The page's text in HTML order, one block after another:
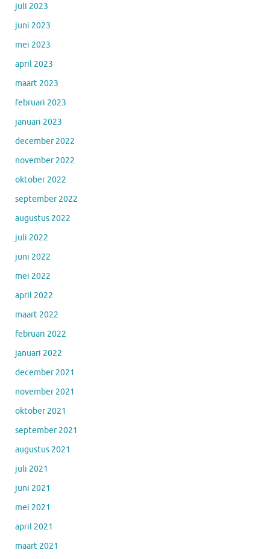
juli 2023
juni 2023
mei 2023
april 2023
maart 2023
februari 2023
januari 2023
december 2022
november 2022
oktober 2022
september 2022
augustus 2022
juli 2022
juni 2022
mei 2022
april 2022
maart 2022
februari 2022
januari 2022
december 2021
november 2021
oktober 2021
september 2021
augustus 2021
juli 2021
juni 2021
mei 2021
april 2021
maart 2021